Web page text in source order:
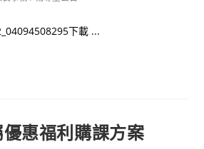
下載 ...
惠福利購課方案